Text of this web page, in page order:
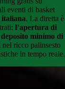
eventi di basket
. La diretta è
l’apertura di
deposito minimo di
ricco palinsesto
in tempo reale.